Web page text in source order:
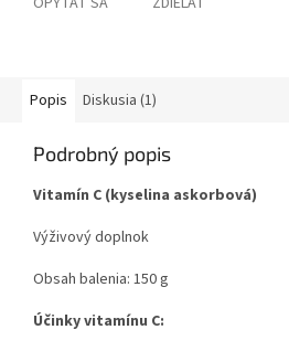
Popis Diskusia (1)
Podrobný popis
Vitamín C (kyselina askorbová)
Výživový doplnok
Obsah balenia: 150 g
Účinky vitamínu C: